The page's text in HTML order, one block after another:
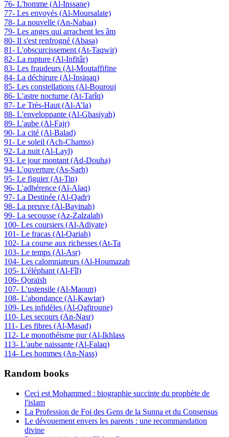
76- L'homme (Al-Inssane)
77- Les envoyés (Al-Moursalate)
78- La nouvelle (An-Nabaa)
79- Les anges qui arrachent les âm
80- Il s'est renfrogné (Abasa)
81- L'obscurcissement (At-Taqwir)
82- La rupture (Al-Infitâr)
83- Les fraudeurs (Al-Moutaffifine
84- La déchirure (Al-Insiqaq)
85- Les constellations (Al-Bourouj
86- L'astre nocturne (At-Tarîq)
87- Le Très-Haut (Al-A’la)
88- L'enveloppante (Al-Ghasiyah)
89- L'aube (Al-Fajr)
90- La cité (Al-Balad)
91- Le soleil (Ach-Chamss)
92- La nuit (Al-Layl)
93- Le jour montant (Ad-Douha)
94- L'ouverture (As-Sarh)
95- Le figuier (At-Tin)
96- L'adhérence (Al-Alaq)
97- La Destinée (Al-Qadr)
98- La preuve (Al-Bayinah)
99- La secousse (Az-Zalzalah)
100- Les coursiers (Al-Adiyate)
101- Le fracas (Al-Qariah)
102- La course aux richesses (At-Ta
103- Le temps (Al-Asr)
104- Les calomniateurs (Al-Houmazah
105- L'éléphant (Al-Fîl)
106- Qoraïsh
107- L'ustensile (Al-Maoun)
108- L'abondance (Al-Kawtar)
109- Les infidèles (Al-Qafiroune)
110- Les secours (An-Nasr)
111- Les fibres (Al-Masad)
112- Le monothéisme pur (Al-Ikhlass
113- L'aube naissante (Al-Falaq)
114- Les hommes (An-Nass)
Random books
Ceci est Mohammed : biographie succinte du prophète de
l'islam
La Profession de Foi des Gens de la Sunna et du Consensus
Le dévouement envers les parents : une recommandation
divine